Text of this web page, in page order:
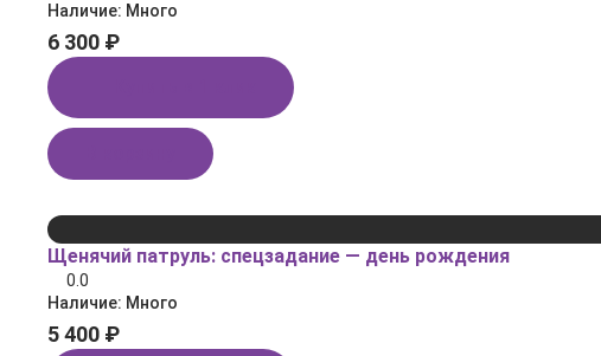
Наличие: Много
6 300 ₽
Щенячий патруль: спецзадание — день рождения
0.0
Наличие: Много
5 400 ₽